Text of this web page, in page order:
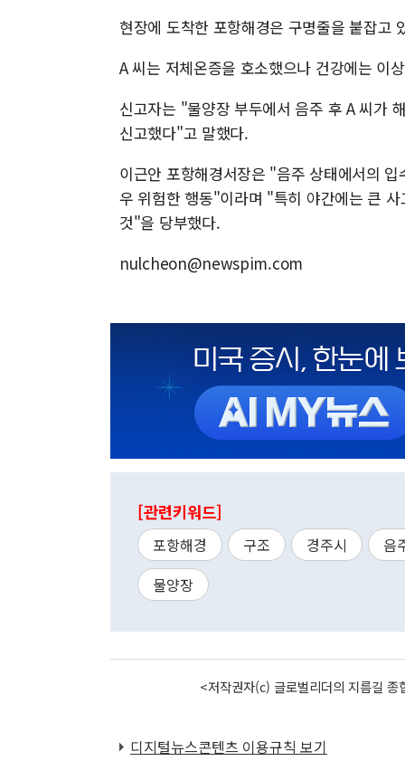
현장에 도착한 포항해경은 구명줄을 붙잡고
A 씨는 저체온증을 호소했으나 건강에는 이
신고자는 "물양장 부두에서 음주 후 A 씨가
신고했다"고 말했다.
이근안 포항해경서장은 "음주 상태에서의
우 위험한 행동"이라며 "특히 야간에는 큰
것"을 당부했다.
nulcheon@newspim.com
[관련키워드]
포항해경 구조 경주시
음
물양장
<저작권자(c) 글로벌리더의 지름길
디지털뉴스콘텐츠 이용규칙 보기